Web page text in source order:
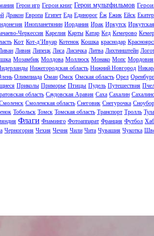
Герои игр Герои книг Герои мультфильмов
Дракон Европа Египет Еда Единорог Ёж Ежик Ейск
Инопланетянин Иордания Ирак Иркутск
Черкессия Карелия Карты Катар Кед Кемерово
Кот Кот-д’Ивуар Котенок Кошка краснодар
Ливия Липецк Лиса Лисичка Литва Лихтинштейн
Мозамбик Молдова Моллюск Монако Мопс Мордовия
Нижегородская область Нижний Новгород
Олимпиада Оман Омск Омская область Орел Оренбург
Приколы Приморье Птицы Пудель Путешествия
область Саудовская Аравия Саха Сахалин
Смоленская область Снеговик Снегурочка
Тобольск Томск Томская область Транспорт Тролль Тула
Флаги Фламинго Фотоаппарат Франция Футбол
Черногория Чехия Чечня Чили Чита Чувашия Чукотка